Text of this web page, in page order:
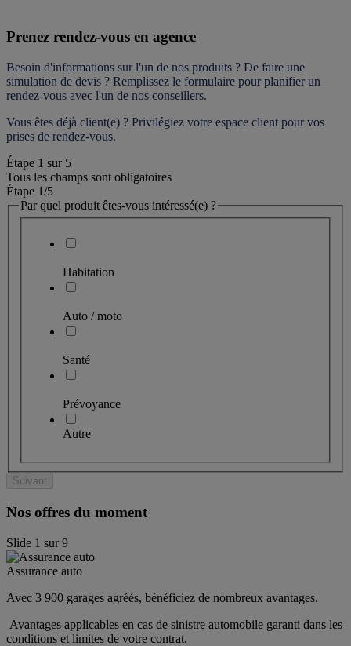
Prenez rendez-vous en agence
Besoin d'informations sur l'un de nos produits ? De faire une
simulation de devis ? Remplissez le formulaire pour planifier un
rendez-vous avec l'un de nos conseillers.
Vous êtes déjà client(e) ? Privilégiez votre espace client pour vos
prises de rendez-vous.
Étape 1 sur 5
Tous les champs sont obligatoires
Étape 1/5
Par quel produit êtes-vous intéressé(e) ?
Habitation
Auto / moto
Santé
Prévoyance
Autre
Suivant
Nos offres du moment
Slide 1 sur9
Assurance auto
Avec 3 900 garages agréés, bénéficiez de nombreux avantages.
Avantages applicables en cas de sinistre automobile garanti dans les
conditions et limites de votre contrat.